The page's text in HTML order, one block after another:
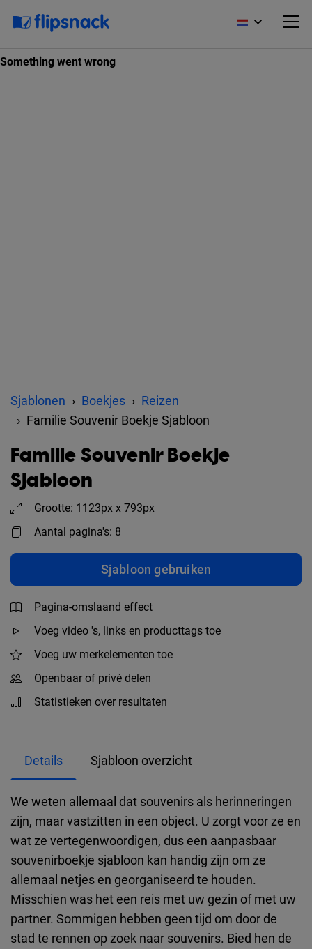
Sjablonen Boekjes
Reizen
Familie Souvenir Boekje Sjabloon
Familie Souvenir Boekje
Sjabloon
Grootte: 1123px x 793px
Aantal pagina's: 8
Sjabloon gebruiken
Pagina-omslaand effect
Voeg video 's, links en producttags toe
Voeg uw merkelementen toe
Openbaar of privé delen
Statistieken over resultaten
Details Sjabloon overzicht
We weten allemaal dat souvenirs als herinneringen
zijn, maar vastzitten in een object. U zorgt voor ze en
wat ze vertegenwoordigen, dus een aanpasbaar
souvenirboekje sjabloon kan handig zijn om ze
allemaal netjes en georganiseerd te houden.
Misschien was het een reis met uw gezin of met uw
partner. Sommigen hebben geen tijd om door de
stad te rennen op zoek naar souvenirs. Bied hen de